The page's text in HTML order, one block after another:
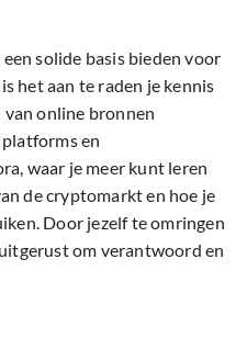
solide basis bieden voor
het aan te raden je kennis
online bronnen
en
waar je meer kunt leren
de cryptomarkt en hoe je
Door jezelf te omringen
om verantwoord en